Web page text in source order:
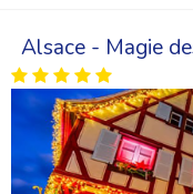
Alsace - Magie